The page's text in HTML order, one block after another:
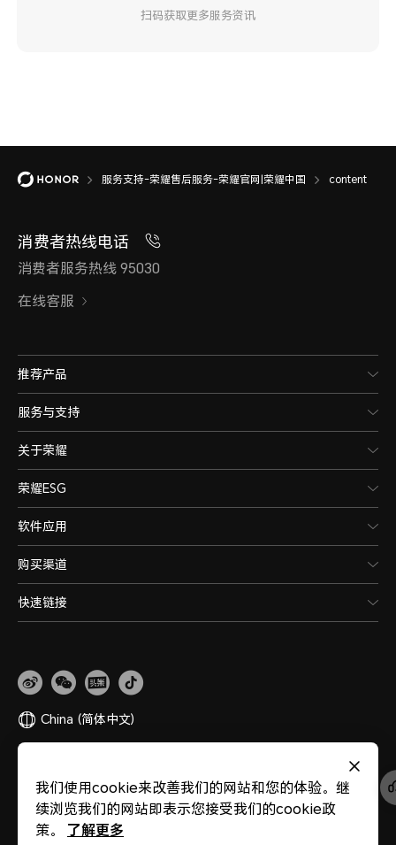
扫码获取更多服务资讯
服务支持-荣耀售后服务-荣耀官网|荣耀中国 content
消费者热线电话
消费者服务热线 95030
在线客服
推荐产品
服务与支持
关于荣耀
荣耀ESG
软件应用
购买渠道
快速链接
China (简体中文)
版权所有 © 荣耀终端股份有限公司 2020-2026 保留一切权利。
44030002002883
粤ICP备20047157号
我们使用cookie来改善我们的网站和您的体验。继
续浏览我们的网站即表示您接受我们的cookie政
策。
了解更多